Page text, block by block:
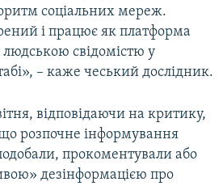
соціальних мереж.
і працює як платформа
свідомістю у
– каже чеський дослідник.
відповідаючи на критику,
розпочне інформування
прокоментували або
дезінформацією про